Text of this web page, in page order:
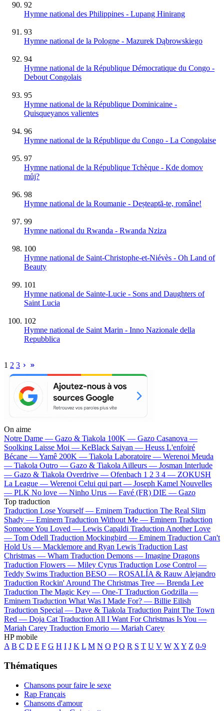
92
Hymne national des Philippines - Lupang Hinirang
93
Hymne national de la Pologne - Mazurek Dąbrowskiego
94
Hymne national de la République Démocratique du Congo -
Debout Congolais
95
Hymne national de la République Dominicaine -
Quisqueyanos valientes
96
Hymne national de la République du Congo - La Congolaise
97
Hymne national de la République Tchèque - Kde domov
můj?
98
Hymne national de la Roumanie - Deșteaptă-te, române!
99
Hymne national du Rwanda - Rwanda Nziza
100
Hymne national de Saint-Christophe-et-Niévès - Oh Land of
Beauty
101
Hymne national de Sainte-Lucie - Sons and Daughters of
Saint Lucia
102
Hymne national de Saint Marin - Inno Nazionale della
Repubblica
1 2 3
On aime
Notre Dame — Gazo & Tiakola 100K — Gazo Casanova —
Soolking Laisse Moi — KeBlack Saiyan — Heuss L'enfoiré
Bécane —Yamê 200K — Tiakola Laboratoire — Werenoi Meuda
— Tiakola Outro — Gazo & Tiakola Ailleurs — Josman Interlude
— Gazo & Tiakola Overdrive — Ofenbach 1 2 3 4 — ZOKUSH
La League — Werenoi Celui qui part — Joseph Kamel Nouvelles
— PLK No love — Ninho Urus — Favé (FR) DIE — Gazo
Top traduction
Traduction Lose Yourself — Eminem Traduction The Real Slim
Shady — Eminem Traduction Without Me — Eminem Traduction
Someone You Loved — Lewis Capaldi Traduction Another Love
— Tom Odell Traduction Mockingbird — Eminem Traduction Can't
Hold Us — Macklemore and Ryan Lewis Traduction Last
Christmas — Wham Traduction Demons — Imagine Dragons
Traduction Flowers — Miley Cyrus Traduction Lose Control —
Teddy Swims Traduction BESO — ROSALÍA & Rauw Alejandro
Traduction Rockin' Around The Christmas Tree — Brenda Lee
Traduction The Magic Key — One-T Traduction Godzilla —
Eminem Traduction What Was I Made For? — Billie Eilish
Traduction Special — Dave & Tiakola Traduction Paint The Town
Red — Doja Cat Traduction All I Want For Christmas Is You —
Mariah Carey Traduction Emorio — Mariah Carey
HP mobile
A B C D E F G H I J K L M N O P Q R S T U V W X Y Z 0-9
Thématiques
Chansons pour faire le sexe
Rap Français
Chansons d'amour